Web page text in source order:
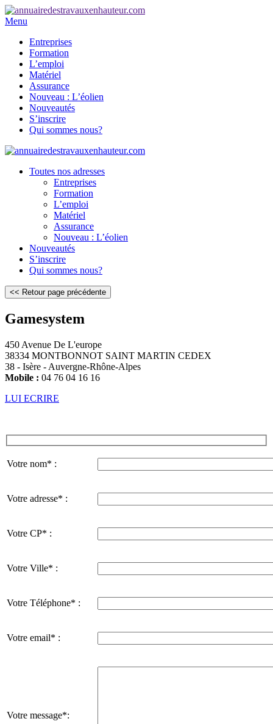
Menu
Entreprises
Formation
L’emploi
Matériel
Assurance
Nouveau : L’éolien
Nouveautés
S’inscrire
Qui sommes nous?
Toutes nos adresses
Entreprises
Formation
L’emploi
Matériel
Assurance
Nouveau : L’éolien
Nouveautés
S’inscrire
Qui sommes nous?
Gamesystem
450 Avenue De L'europe
38334 MONTBONNOT SAINT MARTIN CEDEX
38 - Isère - Auvergne-Rhône-Alpes
Mobile : 04 76 04 16 16
LUI ECRIRE
Votre nom* :
Votre adresse* :
Votre CP* :
Votre Ville* :
Votre Téléphone* :
Votre email* :
Votre message*: